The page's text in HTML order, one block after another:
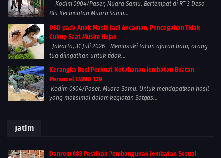
Kodim 0904/Paser, Muara Samu. Bertempat di RT 3 Desa
Biu Kecamatan Muara Samu...
DBD pada Anak Masih Jadi Ancaman, Pencegahan Tidak
Cukup Saat Musim Hujan
Jakarta, 31 Juli 2026 – Memasuki tahun ajaran baru, orang
tua diingatkan untuk tidak...
Kerangka Besi Perkuat Ketahanan Jembatan Buatan
Personel TMMD 129
Kodim 0904/Paser, Muara Samu. Untuk mendapatkan hasil
yang maksimal dalam kegiatan Satgas...
Jatim
Danrem 083 Pastikan Pembangunan Jembatan Sesuai